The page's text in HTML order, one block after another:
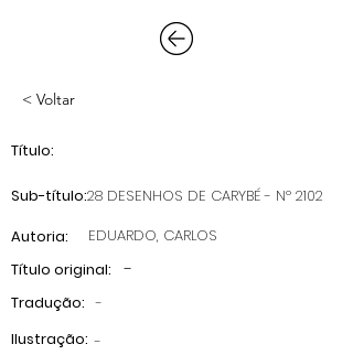
< Voltar
Título:
28 DESENHOS DE CARYBÉ - Nº 2102
Sub-título:
Autoria:
EDUARDO, CARLOS
Título original:
-
Tradução: -
Ilustração: -